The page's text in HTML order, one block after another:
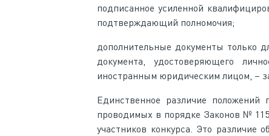
подписанное усиленной
подтверждающий полномочия;
дополнительные документы только
документа, удостоверяющего
иностранным юридическим лицом, –
Единственное различие
проводимых в порядке Законов №
участников конкурса. Это различие